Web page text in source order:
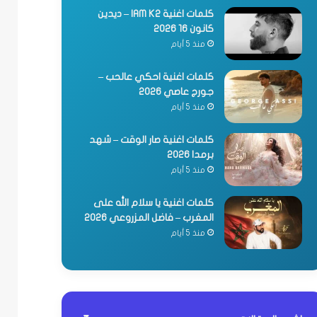
كلمات اغنية IAM K2 – ديدين
كانون 16 2026
منذ 5 أيام
كلمات اغنية احكي عالحب –
جورج عاصي 2026
منذ 5 أيام
كلمات اغنية صار الوقت – شهد
برمدا 2026
منذ 5 أيام
كلمات اغنية يا سلام الله على
المغرب – فاضل المزروعي 2026
منذ 5 أيام